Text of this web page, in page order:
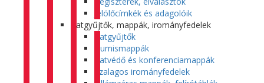
Jelölőcímkék és adagolóik
Iratgyűjtők, mappák, irományfedelek
Iratgyűjtők
Gumismappák
Iratvédő és konferenciamappák
Szalagos irományfedelek